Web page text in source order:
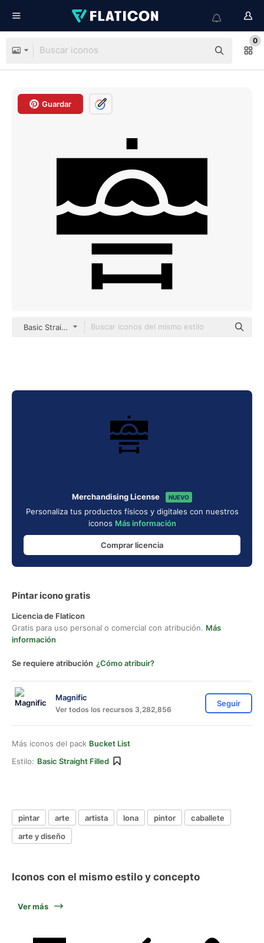
0
Guardar
Basic Straight Filled
Merchandising License NUEVO
Personaliza tus productos físicos y digitales con nuestros
iconos Más información
Comprar licencia
Pintar icono gratis
Licencia de Flaticon
Gratis para uso personal o comercial con atribución. Más
información
Se requiere atribución ¿Cómo atribuir?
Magnific
Ver todos los recursos 3,282,856
Seguir
Más iconos del pack Bucket List
Estilo: Basic Straight Filled
pintar arte artista lona pintor
caballete
arte y diseño
Iconos con el mismo estilo y concepto
Ver más